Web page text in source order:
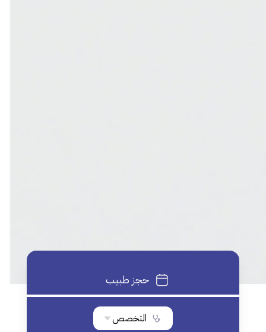
حجز طبيب
التخصص